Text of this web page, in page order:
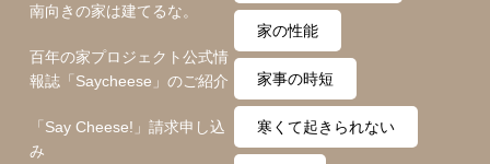
南向きの家は建てるな。
百年の家プロジェクト公式情
報誌「Saycheese」のご紹介
「Say Cheese!」請求申し込
み
家の性能
家事の時短
寒くて起きられない